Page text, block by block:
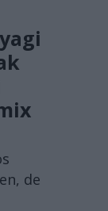
de